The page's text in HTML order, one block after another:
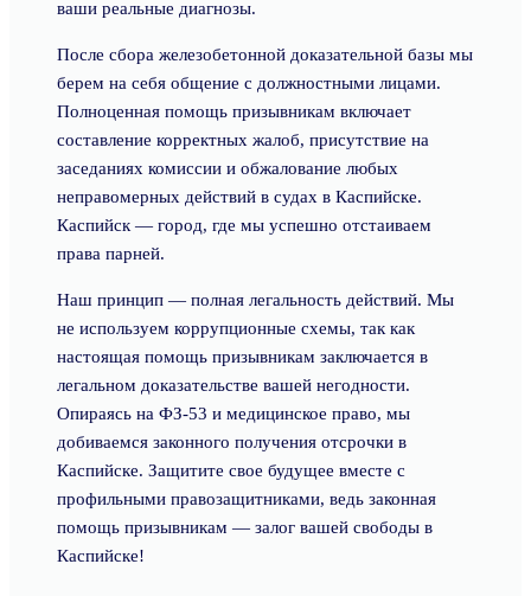
ваши реальные диагнозы.
После сбора железобетонной доказательной базы мы
берем на себя общение с должностными лицами.
Полноценная помощь призывникам включает
составление корректных жалоб, присутствие на
заседаниях комиссии и обжалование любых
неправомерных действий в судах в Каспийске.
Каспийск — город, где мы успешно отстаиваем
права парней.
Наш принцип — полная легальность действий. Мы
не используем коррупционные схемы, так как
настоящая помощь призывникам заключается в
легальном доказательстве вашей негодности.
Опираясь на ФЗ-53 и медицинское право, мы
добиваемся законного получения отсрочки в
Каспийске. Защитите свое будущее вместе с
профильными правозащитниками, ведь законная
помощь призывникам — залог вашей свободы в
Каспийске!